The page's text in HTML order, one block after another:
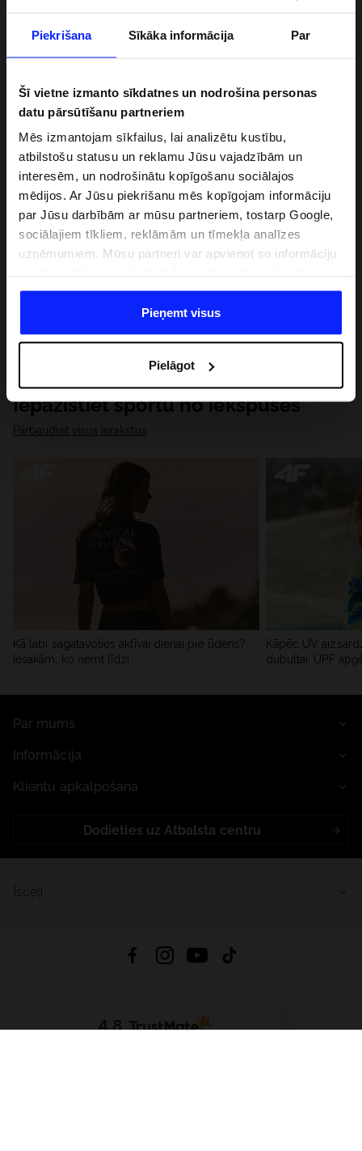
Piekrišana Sīkāka informācija Par
Šī vietne izmanto sīkdatnes un nodrošina personas
datu pārsūtīšanu partneriem
Mēs izmantojam sīkfailus, lai analizētu kustību,
atbilstošu statusu un reklamu Jūsu vajadzībām un
interesēm, un nodrošinātu kopīgošanu sociālajos
mēdijos. Ar Jūsu piekrišanu mēs kopīgojam informāciju
par Jūsu darbībām ar mūsu partneriem, tostarp Google,
sociālajiem tīkliem, reklāmām un tīmekļa analīzes
uzņēmumiem. Mūsu partneri var apvienot so informāciju
datiem, ko viņi iegūst, izmantojot viņu pakalpojumus. Ar
Jūsu atļauju, mēs varam pārsūtīt Jūsu personas datus
saviem partneriem, lai uzlabotu veidu, kadā tiek rādīta
saturu un uzlabotu mūsu partneru piedāvātos risinajumus
( piem. socialos tīklus). Detalizētu informāciju var atrast
mūsu Privātuma politikā un sadaļā "Detaļas".
Pieņemt visus
Pielāgot
Iepazīstiet sportu no iekšpuses
Pārbaudiet visus ierakstus
Kā labi sagatavoties aktīvai dienai pie ūdens?
Iesakām, ko ņemt līdzi
Kāpēc UV
dubultai: UPF
Par mums
Informācija
Klientu apkalpošana
Dodieties uz Atbalsta centru
4.8